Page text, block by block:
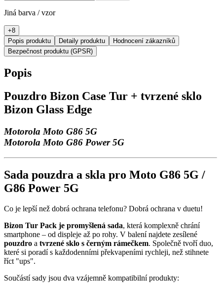
Jiná barva / vzor
+8
Popis produktu
Detaily produktu
Hodnocení zákazníků
Bezpečnost produktu (GPSR)
Popis
Pouzdro Bizon Case Tur + tvrzené sklo
Bizon Glass Edge
Motorola Moto G86 5G
Motorola Moto G86 Power 5G
Sada pouzdra a skla pro Moto G86 5G /
G86 Power 5G
Co je lepší než dobrá ochrana telefonu? Dobrá ochrana v duetu!
Bizon Tur Pack je promyšlená sada, která komplexně chrání
smartphone – od displeje až po rohy. V balení najdete zesílené
pouzdro a tvrzené sklo s černým rámečkem. Společně tvoří duo,
které si poradí s každodenními překvapeními rychleji, než stihnete
říct "ups".
Součástí sady jsou dva vzájemně kompatibilní produkty: